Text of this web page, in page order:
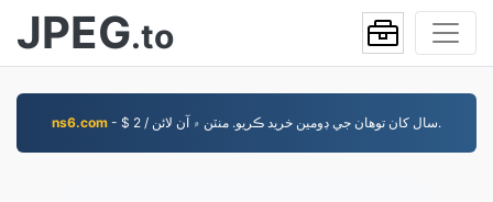
JPEG.to
ns6.com - $ 2 / سال کان توهان جي ڊومين خريد ڪريو. منٽن ۾ آن لائن.